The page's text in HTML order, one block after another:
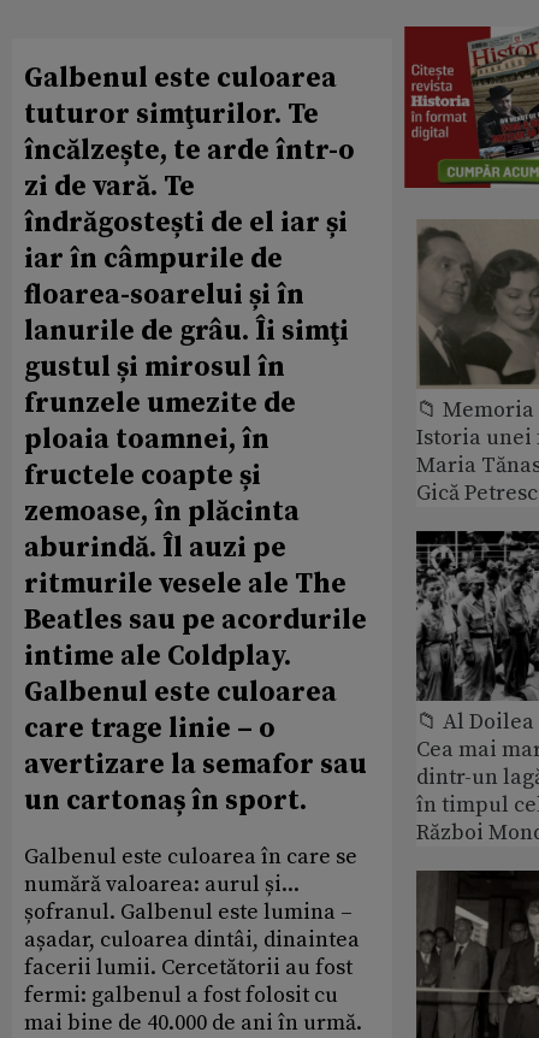
Galbenul este culoarea
tuturor simţurilor. Te
încălzește, te arde într-o
zi de vară. Te
îndrăgostești de el iar și
iar în câmpurile de
floarea-soarelui și în
lanurile de grâu. Îi simţi
gustul și mirosul în
frunzele umezite de
ploaia toamnei, în
fructele coapte și
zemoase, în plăcinta
aburindă. Îl auzi pe
ritmurile vesele ale The
Beatles sau pe acordurile
intime ale Coldplay.
Galbenul este culoarea
care trage linie – o
avertizare la semafor sau
un cartonaș în sport.
Galbenul este culoarea în care se
numără valoarea: aurul și...
șofranul. Galbenul este lumina –
așadar, culoarea dintâi, dinaintea
facerii lumii. Cercetătorii au fost
fermi: galbenul a fost folosit cu
mai bine de 40.000 de ani în urmă.
📁
Istoria
Maria
Gică
📁 Al
Cea mai
dintr-un
în timpul
Război